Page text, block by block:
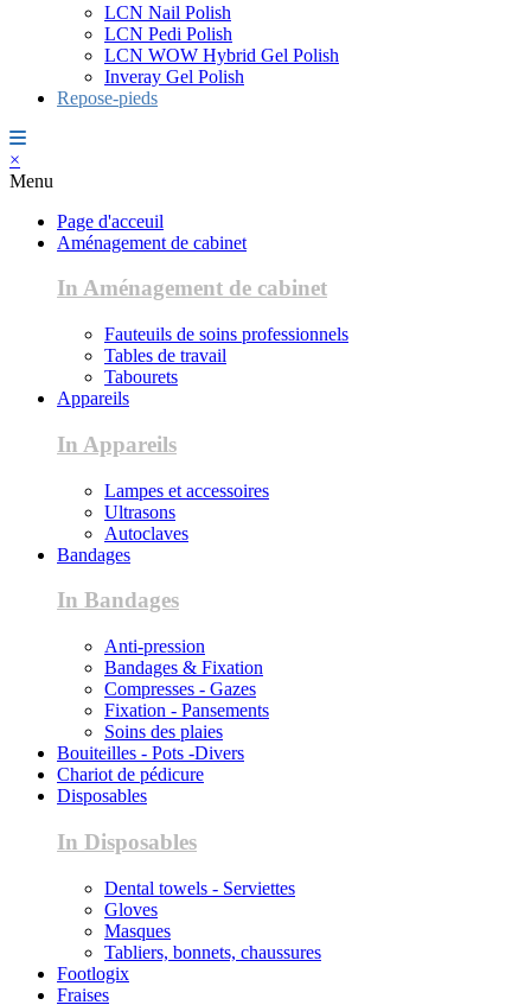
LCN Nail Polish
LCN Pedi Polish
LCN WOW Hybrid Gel Polish
Inveray Gel Polish
Repose-pieds
×
Menu
Page d'acceuil
Aménagement de cabinet
In Aménagement de cabinet
Fauteuils de soins professionnels
Tables de travail
Tabourets
Appareils
In Appareils
Lampes et accessoires
Ultrasons
Autoclaves
Bandages
In Bandages
Anti-pression
Bandages & Fixation
Compresses - Gazes
Fixation - Pansements
Soins des plaies
Bouiteilles - Pots -Divers
Chariot de pédicure
Disposables
In Disposables
Dental towels - Serviettes
Gloves
Masques
Tabliers, bonnets, chaussures
Footlogix
Fraises